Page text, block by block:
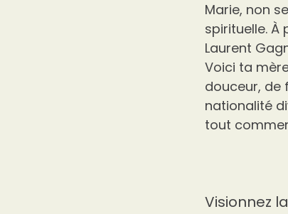
Marie, non
spirituelle. À
Laurent
Voici ta
douceur, de
nationalité
tout
Visionnez